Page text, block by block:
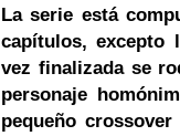
La serie está
capítulos, excepto
vez finalizada se
personaje
pequeño